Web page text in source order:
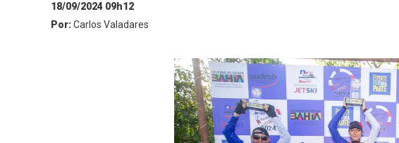
18/09/2024 09h12
Por:Carlos Valadares